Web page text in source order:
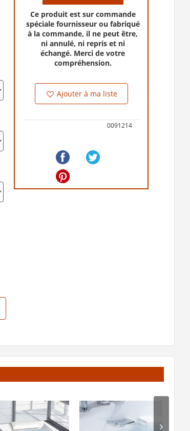
Ce produit est sur commande
spéciale fournisseur ou fabriqué
à la commande, il ne peut être,
ni annulé, ni repris et ni
échangé. Merci de votre
compréhension.
Ajouter à ma liste
0091214